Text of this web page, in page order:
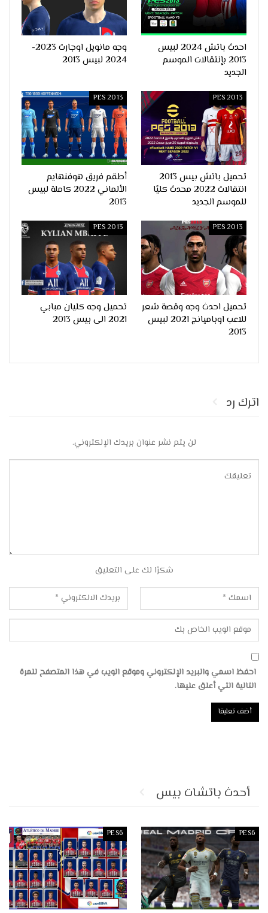
احدث باتش 2024 لبيس
2013 بإنتقالات الموسم
الجديد
وجه مانويل اوجارت 2023-
2024 لبيس 2013
PES 2013
تحميل باتش بيس 2013
انتقالات 2022 محدث كليًا
للموسم الجديد
PES 2013
أطقم فريق هوفنهايم
الألماني 2022 كاملة لبيس
2013
PES 2013
تحميل احدث وجه وقصة شعر
للاعب اوباميانج 2021 لبيس
2013
PES 2013
تحميل وجه كليان مبابي
2021 الى بيس 2013
اترك رد
لن يتم نشر عنوان بريدك الإلكتروني.
شكرًا لك على التعليق
احفظ اسمي والبريد الإلكتروني وموقع الويب في هذا المتصفح للمرة
التالية التي أعلق عليها.
أحدث باتشات بيس
PES6
PES6